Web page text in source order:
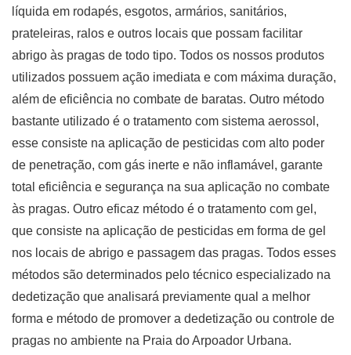
líquida em rodapés, esgotos, armários, sanitários,
prateleiras, ralos e outros locais que possam facilitar
abrigo às pragas de todo tipo. Todos os nossos produtos
utilizados possuem ação imediata e com máxima duração,
além de eficiência no combate de baratas. Outro método
bastante utilizado é o tratamento com sistema aerossol,
esse consiste na aplicação de pesticidas com alto poder
de penetração, com gás inerte e não inflamável, garante
total eficiência e segurança na sua aplicação no combate
às pragas. Outro eficaz método é o tratamento com gel,
que consiste na aplicação de pesticidas em forma de gel
nos locais de abrigo e passagem das pragas. Todos esses
métodos são determinados pelo técnico especializado na
dedetização que analisará previamente qual a melhor
forma e método de promover a dedetização ou controle de
pragas no ambiente na Praia do Arpoador Urbana.